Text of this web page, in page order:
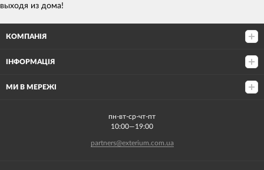
выходя из дома!
КОМПАНІЯ
ІНФОРМАЦІЯ
МИ В МЕРЕЖІ
пн-вт-ср-чт-пт
10:00—19:00
partners@exterium.com.ua